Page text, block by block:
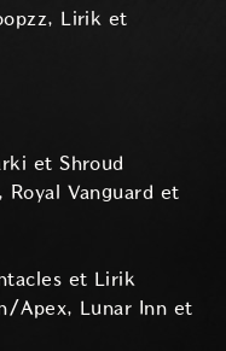
Lirik et
et Shroud
Royal Vanguard et
et Lirik
Apex, Lunar Inn et